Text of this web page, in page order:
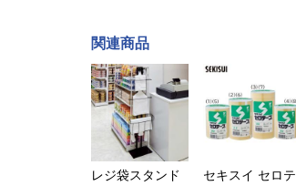
関連商品
レジ袋スタンド
セキスイ セロテ